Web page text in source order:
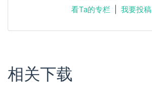
看Ta的专栏
我要投稿
相关下载